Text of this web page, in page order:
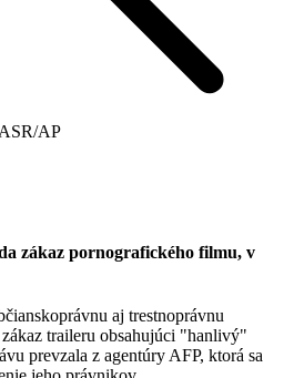
AP
zákaz pornografického filmu, v
aj trestnoprávnu
traileru obsahujúci "hanlivý"
prevzala z agentúry AFP, ktorá sa